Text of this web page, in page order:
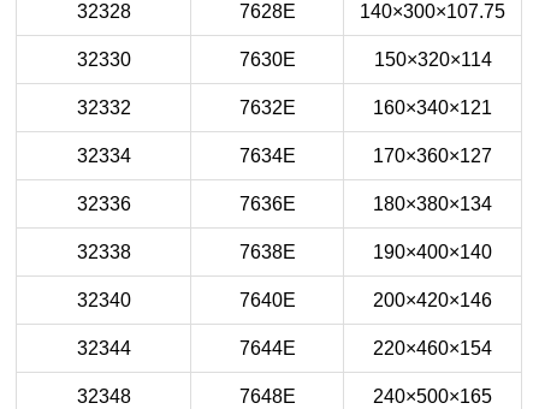
32328 7628E 140×300×107.75
32330 7630E 150×320×114
32332 7632E 160×340×121
32334 7634E 170×360×127
32336 7636E 180×380×134
32338 7638E 190×400×140
32340 7640E 200×420×146
32344 7644E 220×460×154
32348 7648E 240×500×165